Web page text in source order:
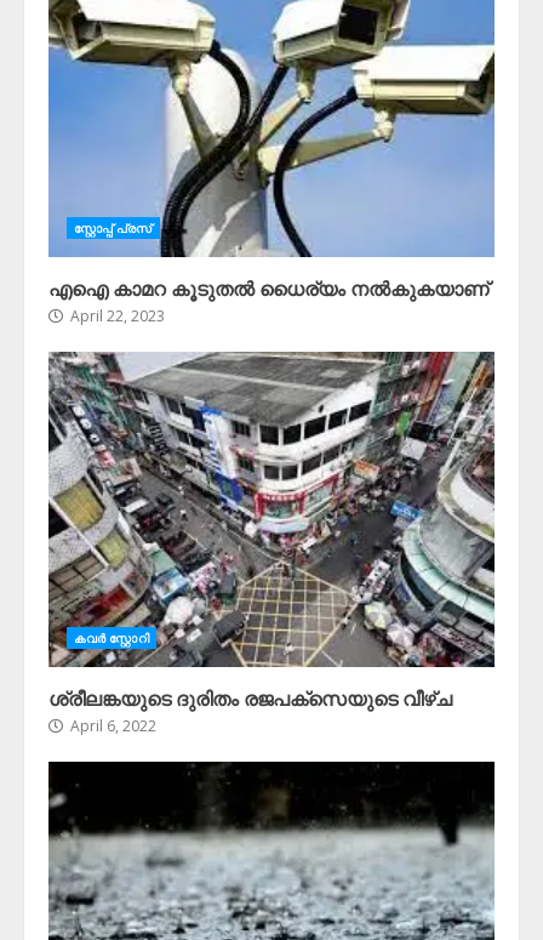
സ്റ്റോപ്പ്‌ പ്രസ്‌
എഐ കാമറ കൂടുതൽ ധൈര്യം നൽകുകയാണ്
April 22, 2023
കവർ സ്റ്റോറി
ശ്രീലങ്കയുടെ ദുരിതം രജപക്സെയുടെ വീഴ്ച
April 6, 2022